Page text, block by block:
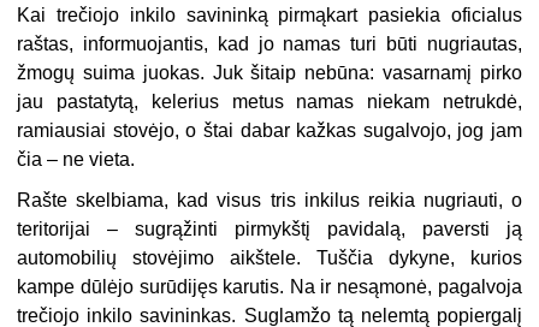
Kai trečiojo inkilo savininką pirmąkart pasiekia oficialus
raštas, informuojantis, kad jo namas turi būti nugriautas,
žmogų suima juokas. Juk šitaip nebūna: vasarnamį pirko
jau pastatytą, kelerius metus namas niekam netrukdė,
ramiausiai stovėjo, o štai dabar kažkas sugalvojo, jog jam
čia – ne vieta.
Rašte skelbiama, kad visus tris inkilus reikia nugriauti, o
teritorijai – sugrąžinti pirmykštį pavidalą, paversti ją
automobilių stovėjimo aikštele. Tuščia dykyne, kurios
kampe dūlėjo surūdijęs karutis. Na ir nesąmonė, pagalvoja
trečiojo inkilo savininkas. Suglamžo tą nelemtą popiergalį